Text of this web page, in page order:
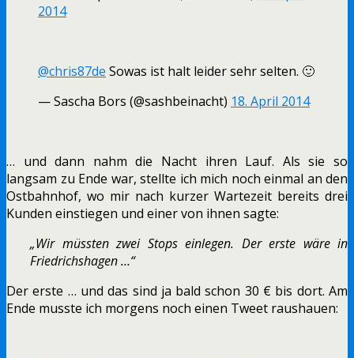
2014
@chris87de Sowas ist halt leider sehr selten. 🙂
— Sascha Bors (@sashbeinacht) 18. April 2014
… und dann nahm die Nacht ihren Lauf. Als sie so
langsam zu Ende war, stellte ich mich noch einmal an den
Ostbahnhof, wo mir nach kurzer Wartezeit bereits drei
Kunden einstiegen und einer von ihnen sagte:
„Wir müssten zwei Stops einlegen. Der erste wäre in
Friedrichshagen …“
Der erste … und das sind ja bald schon 30 € bis dort. Am
Ende musste ich morgens noch einen Tweet raushauen: